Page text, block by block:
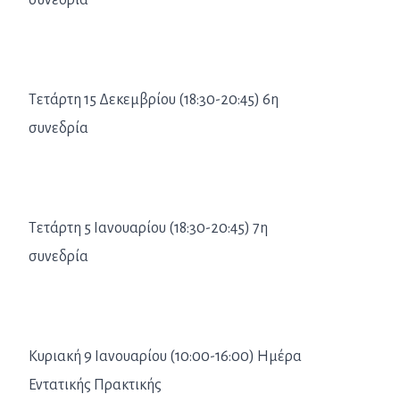
Τετάρτη 15 Δεκεμβρίου (18:30-20:45) 6η
συνεδρία
Τετάρτη 5 Ιανουαρίου (18:30-20:45) 7η
συνεδρία
Κυριακή 9 Ιανουαρίου (10:00-16:00) Ημέρα
Εντατικής Πρακτικής